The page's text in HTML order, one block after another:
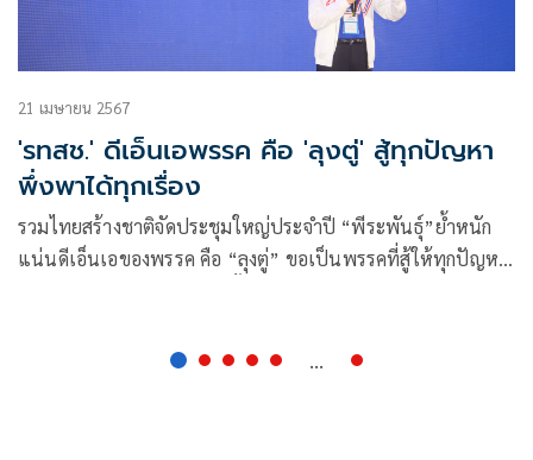
21 เมษายน 2567
'รทสช.' ดีเอ็นเอพรรค คือ 'ลุงตู่' สู้ทุกปัญหา
พึ่งพาได้ทุกเรื่อง
รวมไทยสร้างชาติจัดประชุมใหญ่ประจำปี “พีระพันธุ์”ย้ำหนัก
แน่นดีเอ็นเอของพรรค คือ “ลุงตู่” ขอเป็นพรรคที่สู้ให้ทุกปัญหา
...